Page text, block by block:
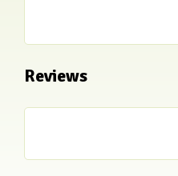
Reviews